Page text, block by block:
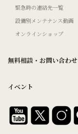
緊急時の連絡先一覧
設備別メンテナンス動画
オンラインショップ
無料相談・お問い合わせ
イベント